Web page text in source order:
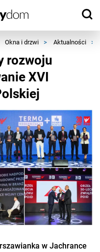
Okna i drzwi > Aktualności >
rozwoju
XVI
w Jachrance